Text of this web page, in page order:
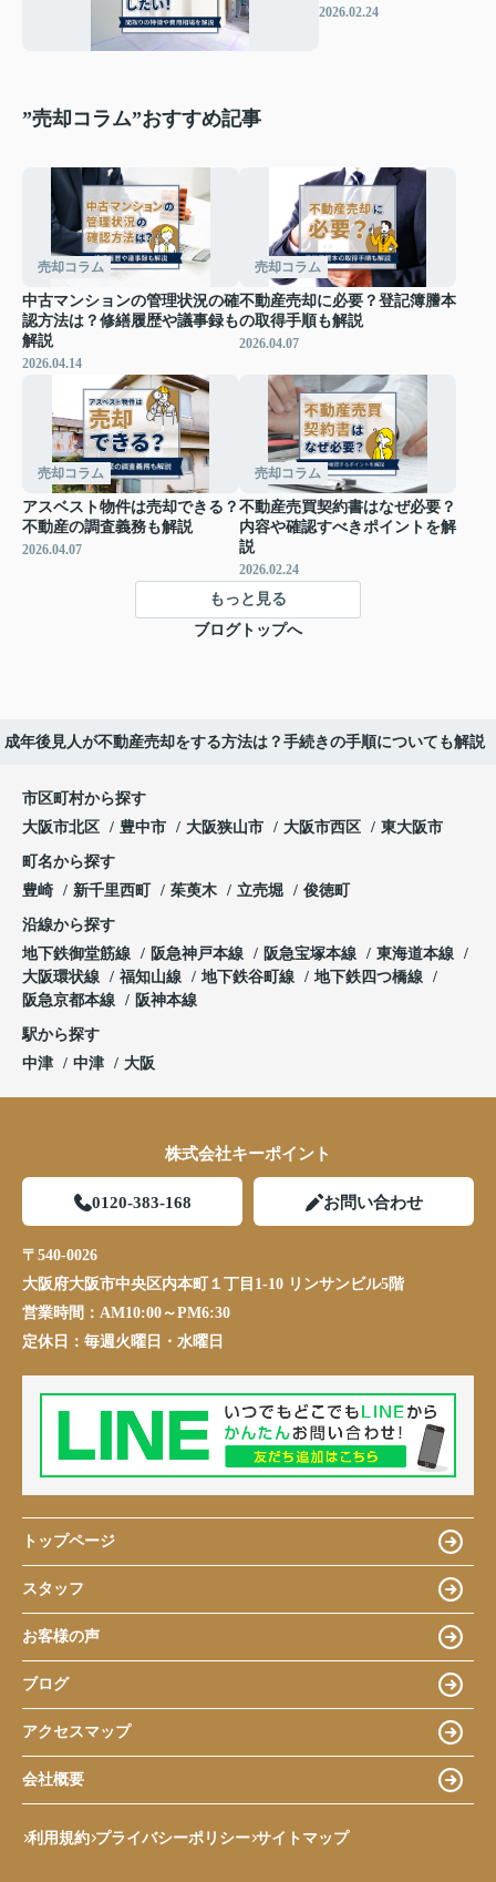
徴や費用相場を解説
2026.02.24
”売却コラム”おすすめ記事
売却コラム
中古マンションの管理状況の確
認方法は？修繕履歴や議事録も
解説
2026.04.14
売却コラム
不動産売却に必要？登記簿謄本
の取得手順も解説
2026.04.07
売却コラム
アスベスト物件は売却できる？
不動産の調査義務も解説
2026.04.07
売却コラム
不動産売買契約書はなぜ必要？
内容や確認すべきポイントを解
説
2026.02.24
もっと見る
ブログトップへ
成年後見人が不動産売却をする方法は？手続きの手順についても解説
市区町村から探す
大阪市北区
豊中市 大阪狭山市 大阪市西区 東大阪市
町名から探す
豊崎
新千里西町 茱萸木 立売堀 俊徳町
沿線から探す
地下鉄御堂筋線
阪急神戸本線 阪急宝塚本線
東海道本線
大阪環状線
福知山線 地下鉄谷町線
地下鉄四つ橋線
阪急京都本線
阪神本線
駅から探す
中津
中津 大阪
株式会社キーポイント
0120-383-168 お問い合わせ
〒540-0026
大阪府大阪市中央区内本町１丁目1-10 リンサンビル5階
営業時間： AM10:00～PM6:30
定休日： 毎週火曜日・水曜日
トップページ
スタッフ
お客様の声
ブログ
アクセスマップ
会社概要
利用規約 プライバシーポリシー サイトマップ